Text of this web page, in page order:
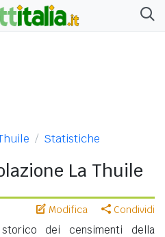
Statistiche
La Thuile
Modifica Condividi
storico dei censimenti della